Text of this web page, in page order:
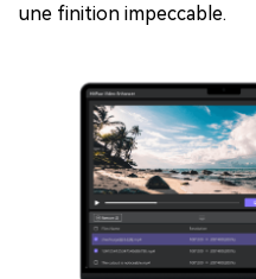
une finition impeccable.